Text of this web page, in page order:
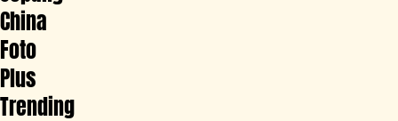
China
Foto
Plus
Trending